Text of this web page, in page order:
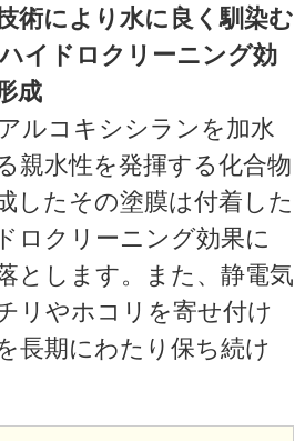
術により水に良く馴染む
イドロクリーニング効
成
ルコキシシランを加水
親水性を発揮する化合物
したその塗膜は付着した
ロクリーニング効果に
とします。また、静電気
リやホコリを寄せ付け
長期にわたり保ち続け